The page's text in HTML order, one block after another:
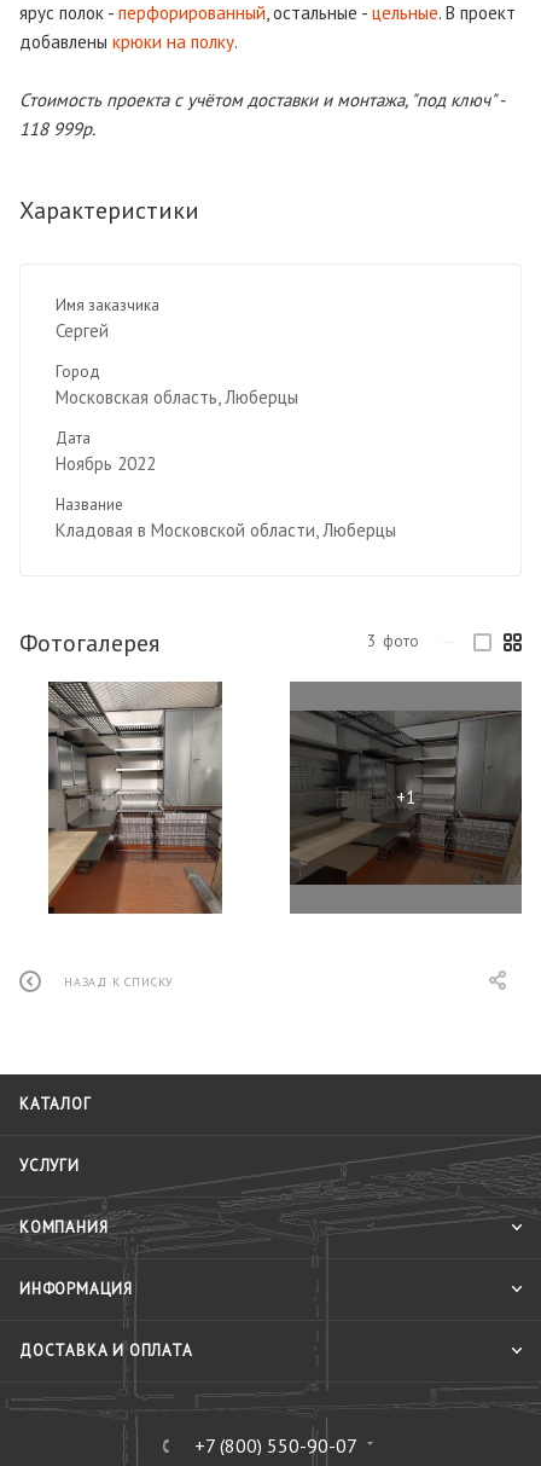
ярус полок - перфорированный, остальные - цельные. В проект
добавлены крюки на полку.
Стоимость проекта с учётом доставки и монтажа, "под ключ" -
118 999р.
Характеристики
Имя заказчика
Сергей
Город
Московская область, Люберцы
Дата
Ноябрь 2022
Название
Кладовая в Московской области, Люберцы
Фотогалерея 3 фото
НАЗАД К СПИСКУ
КАТАЛОГ
УСЛУГИ
КОМПАНИЯ
ИНФОРМАЦИЯ
ДОСТАВКА И ОПЛАТА
+7 (800) 550-90-07